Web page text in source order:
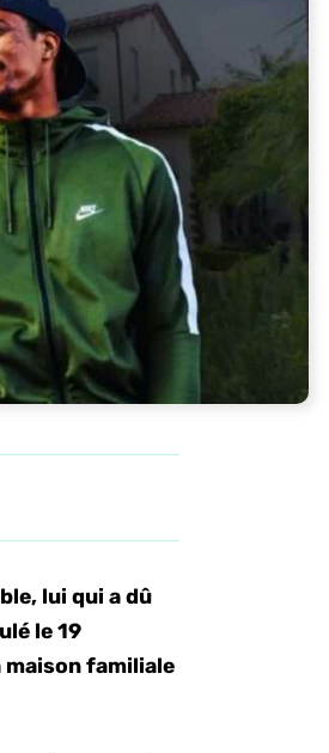
lui qui a dû
le 19
maison familiale